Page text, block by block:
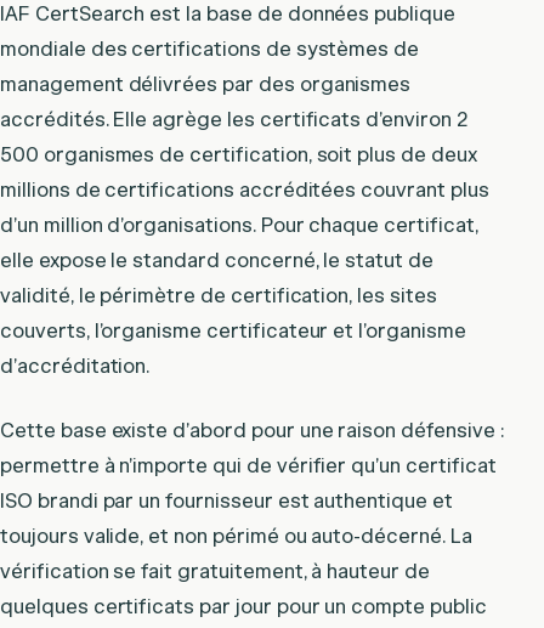
IAF CertSearch est la base de données publique
mondiale des certifications de systèmes de
management délivrées par des organismes
accrédités. Elle agrège les certificats d’environ 2
500 organismes de certification, soit plus de deux
millions de certifications accréditées couvrant plus
d’un million d’organisations. Pour chaque certificat,
elle expose le standard concerné, le statut de
validité, le périmètre de certification, les sites
couverts, l’organisme certificateur et l’organisme
d’accréditation.
Cette base existe d’abord pour une raison défensive :
permettre à n’importe qui de vérifier qu’un certificat
ISO brandi par un fournisseur est authentique et
toujours valide, et non périmé ou auto-décerné. La
vérification se fait gratuitement, à hauteur de
quelques certificats par jour pour un compte public